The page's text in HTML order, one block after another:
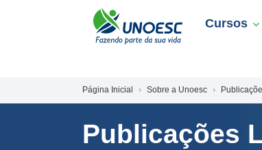
Cursos
Página Inicial Sobre a Unoesc
Publicações